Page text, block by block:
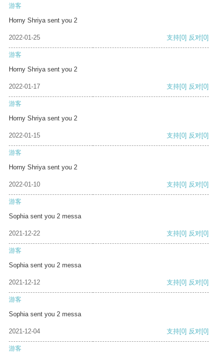
游客
Horny Shriya sent you 2
2022-01-25 支持[0] 反对[0]
游客
Horny Shriya sent you 2
2022-01-17 支持[0] 反对[0]
游客
Horny Shriya sent you 2
2022-01-15 支持[0] 反对[0]
游客
Horny Shriya sent you 2
2022-01-10 支持[0] 反对[0]
游客
Sophia sent you 2 messa
2021-12-22 支持[0] 反对[0]
游客
Sophia sent you 2 messa
2021-12-12 支持[0] 反对[0]
游客
Sophia sent you 2 messa
2021-12-04 支持[0] 反对[0]
游客